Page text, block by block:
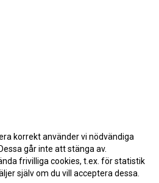
korrekt använder vi nödvändiga
går inte att stänga av.
frivilliga cookies, t.ex. för statistik
själv om du vill acceptera dessa.